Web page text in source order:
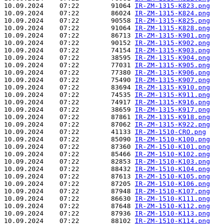
10.09.2024    07:22        91064 IR-ZM-1315-K823.png
10.09.2024    07:22        86024 IR-ZM-1315-K824.png
10.09.2024    07:22        90558 IR-ZM-1315-K825.png
10.09.2024    07:22        91064 IR-ZM-1315-K828.png
10.09.2024    07:22        86713 IR-ZM-1315-K901.png
10.09.2024    07:22        90152 IR-ZM-1315-K902.png
10.09.2024    07:22        74154 IR-ZM-1315-K903.png
10.09.2024    07:22        38595 IR-ZM-1315-K904.png
10.09.2024    07:22        77031 IR-ZM-1315-K905.png
10.09.2024    07:22        77380 IR-ZM-1315-K906.png
10.09.2024    07:22        75490 IR-ZM-1315-K907.png
10.09.2024    07:22        83694 IR-ZM-1315-K910.png
10.09.2024    07:22        74535 IR-ZM-1315-K911.png
10.09.2024    07:22        74917 IR-ZM-1315-K916.png
10.09.2024    07:22        38659 IR-ZM-1315-K917.png
10.09.2024    07:22        87861 IR-ZM-1315-K918.png
10.09.2024    07:22        87062 IR-ZM-1315-K922.png
10.09.2024    07:22        41133 IR-ZM-1510-CRO.png
10.09.2024    07:22        85090 IR-ZM-1510-K100.png
10.09.2024    07:22        87360 IR-ZM-1510-K101.png
10.09.2024    07:22        85466 IR-ZM-1510-K102.png
10.09.2024    07:22        82853 IR-ZM-1510-K103.png
10.09.2024    07:22        88432 IR-ZM-1510-K104.png
10.09.2024    07:22        87613 IR-ZM-1510-K105.png
10.09.2024    07:22        87205 IR-ZM-1510-K106.png
10.09.2024    07:22        87948 IR-ZM-1510-K107.png
10.09.2024    07:22        86630 IR-ZM-1510-K111.png
10.09.2024    07:22        87648 IR-ZM-1510-K112.png
10.09.2024    07:22        87936 IR-ZM-1510-K113.png
10.09.2024    07:22        88102 IR-ZM-1510-K114.png